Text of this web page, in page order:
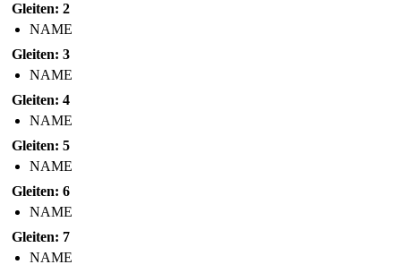
Gleiten: 2
NAME
Gleiten: 3
NAME
Gleiten: 4
NAME
Gleiten: 5
NAME
Gleiten: 6
NAME
Gleiten: 7
NAME